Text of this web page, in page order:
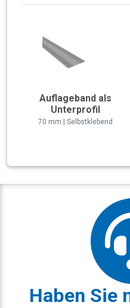
Auflageband als
Unterprofil
70 mm | Selbstklebend
Haben Sie